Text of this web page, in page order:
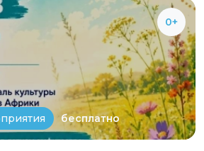
0+
бесплатно